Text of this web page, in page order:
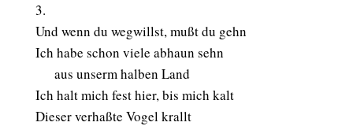
3.
Und wenn du wegwillst, mußt du gehn
Ich habe schon viele abhaun sehn
aus unserm halben Land
Ich halt mich fest hier, bis mich kalt
Dieser verhaßte Vogel krallt